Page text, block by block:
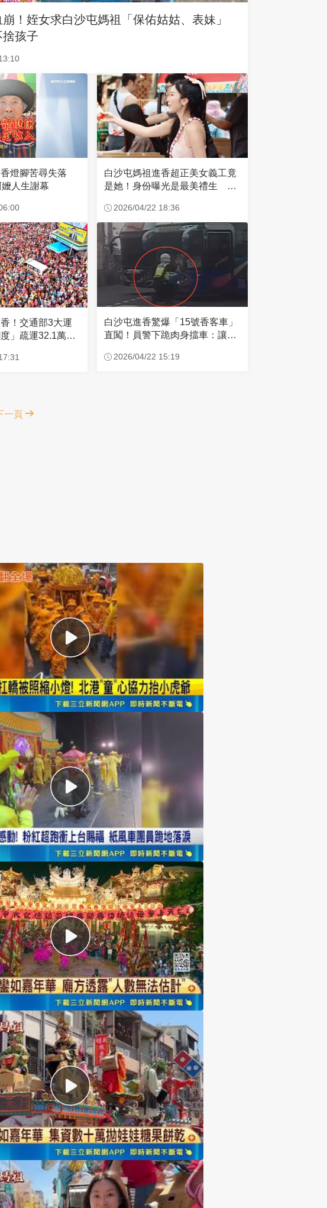
崩！姪女求白沙屯媽祖「保佑姑姑、表妹」
孩子
燈腳苦尋失落
人生謝幕
白沙屯媽祖進香超正美女義工竟
是她！身份曝光是最美禮生 一
2026/04/22 18:36
！交通部3大運
」疏運32.1萬創
白沙屯進香驚爆「15號香客車」
直闖！員警下跪肉身擋車：讓行
2026/04/22 15:19
一頁